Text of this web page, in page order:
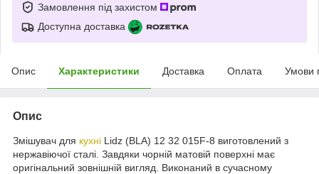
Замовлення під захистом
Доступна доставка
Опис Характеристики Доставка Оплата Умови
Опис
Змішувач для кухні Lidz (BLA) 12 32 015F-8 виготовлений з
нержавіючої сталі. Завдяки чорній матовій поверхні має
оригінальний зовнішній вигляд. Виконаний в сучасному